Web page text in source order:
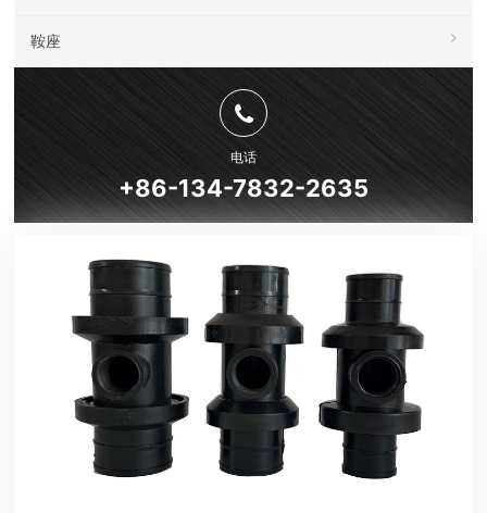
鞍座
电话
+86-134-7832-2635